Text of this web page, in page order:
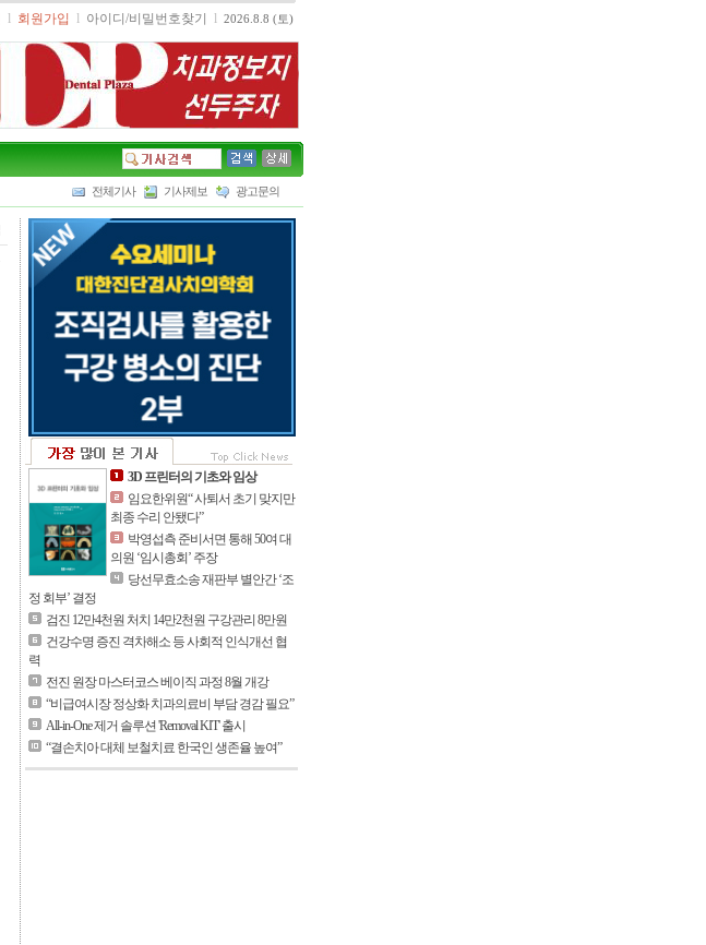
l 회원가입 l 아이디/비밀번호찾기 l 2026.8.8 (토)
전체기사 기사제보 광고문의
3D 프린터의 기초와 임상
임요한위원“ 사퇴서 초기 맞지만
최종 수리 안됐다”
박영섭측 준비서면 통해 50여 대
의원 ‘임시총회’ 주장
당선무효소송 재판부 별안간 ‘조
정 회부’ 결정
검진 12만4천원 처치 14만2천원 구강관리 8만원
건강수명 증진 격차해소 등 사회적 인식개선 협
력
전진 원장 마스터코스 베이직 과정 8월 개강
“비급여시장 정상화 치과의료비 부담 경감 필요”
All-in-One 제거 솔루션 'Removal KIT' 출시
“결손치아 대체 보철치료 한국인 생존율 높여”